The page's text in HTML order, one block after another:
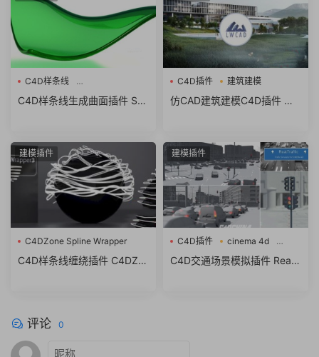
C4D样条线
SplinePatch V3.04.0
C4D样条线生成曲面插件 Spli
C4D插件 建筑建模
仿CAD建筑建模C4D插件 WT
建模插件
C4DZone Spline Wrapper
v3.0
C4D样条线
C4D样条线缠绕插件 C4DZo
建模插件
C4D插件
cinema 4d
RealTraffic
C4D交通场景模拟插件 RealT
评论 0